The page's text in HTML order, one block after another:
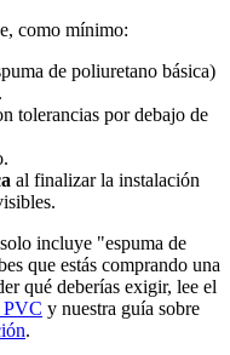
como mínimo:
de poliuretano básica)
tolerancias por debajo de
al finalizar la instalación
incluye "espuma de
que estás comprando una
qué deberías exigir, lee el
PVC y nuestra guía sobre
.